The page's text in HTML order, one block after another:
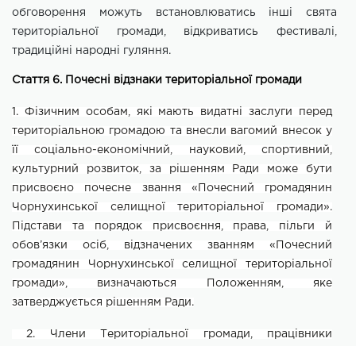
обговорення можуть встановлюватись інші свята
територіальної громади, відкриватись фестивалі,
традиційні народні гуляння.
Стаття 6. Почесні відзнаки територіальної громади
1. Фізичним особам, які мають видатні заслуги перед
територіальною громадою та внесли вагомий внесок у
її соціально-економічний, науковий, спортивний,
культурний розвиток, за рішенням Ради може бути
присвоєно почесне звання «Почесний громадянин
Чорнухинської селищної територіальної громади».
Підстави та порядок присвоєння, права, пільги й
обов’язки осіб, відзначених званням «Почесний
громадянин Чорнухинської селищної територіальної
громади», визначаються Положенням, яке
затверджується рішенням Ради.
2. Члени Територіальної громади, працівники